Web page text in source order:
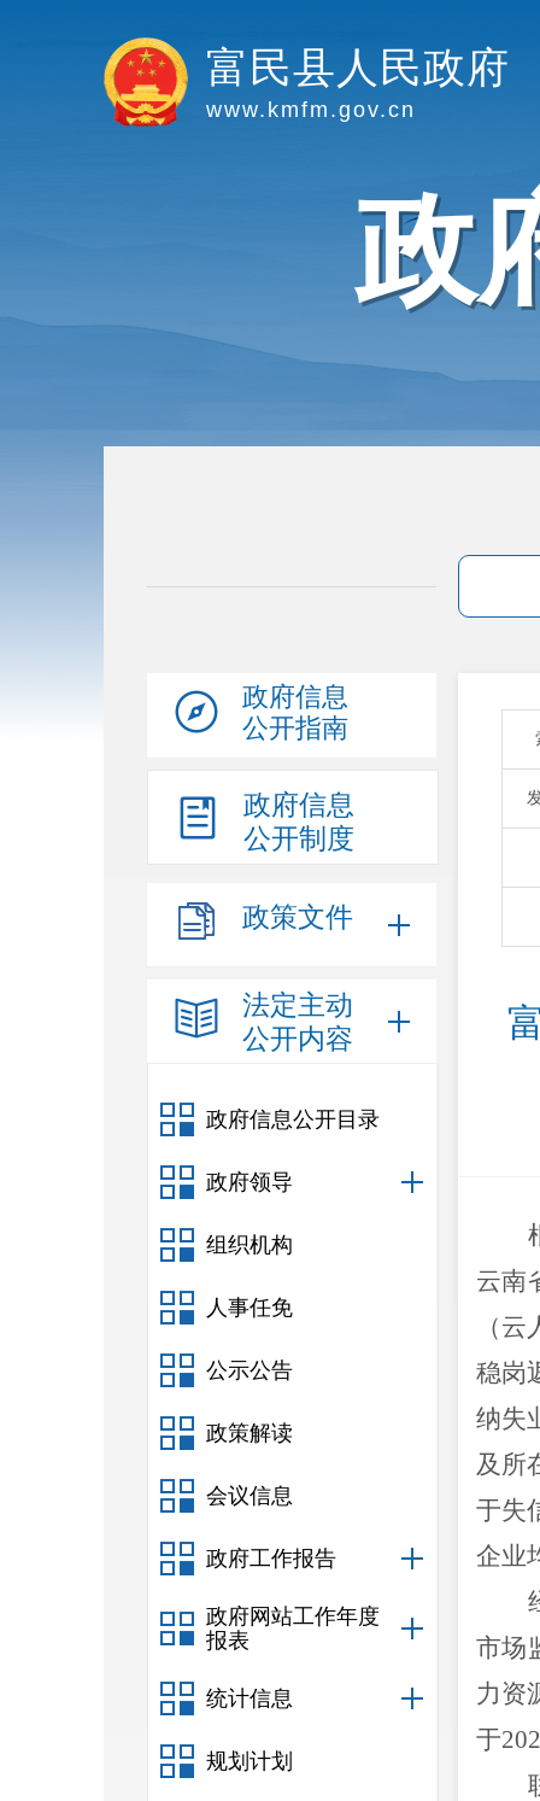
富民县人民政府
www.kmfm.gov.cn
政
政府信息
公开指南
政府信息
公开制度
政策文件
法定主动
公开内容
政府信息公开目录
政府领导
组织机构
人事任免
公示公告
政策解读
会议信息
政府工作报告
政府网站工作年度
报表
统计信息
规划计划
云南
（
稳岗
纳失
及所
于失
企业
市场
力资
于